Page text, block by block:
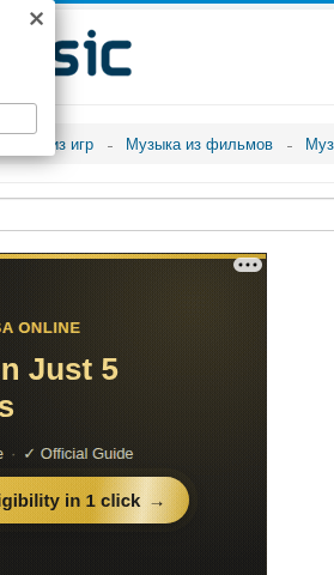
Музыка из игр Музыка из фильмов